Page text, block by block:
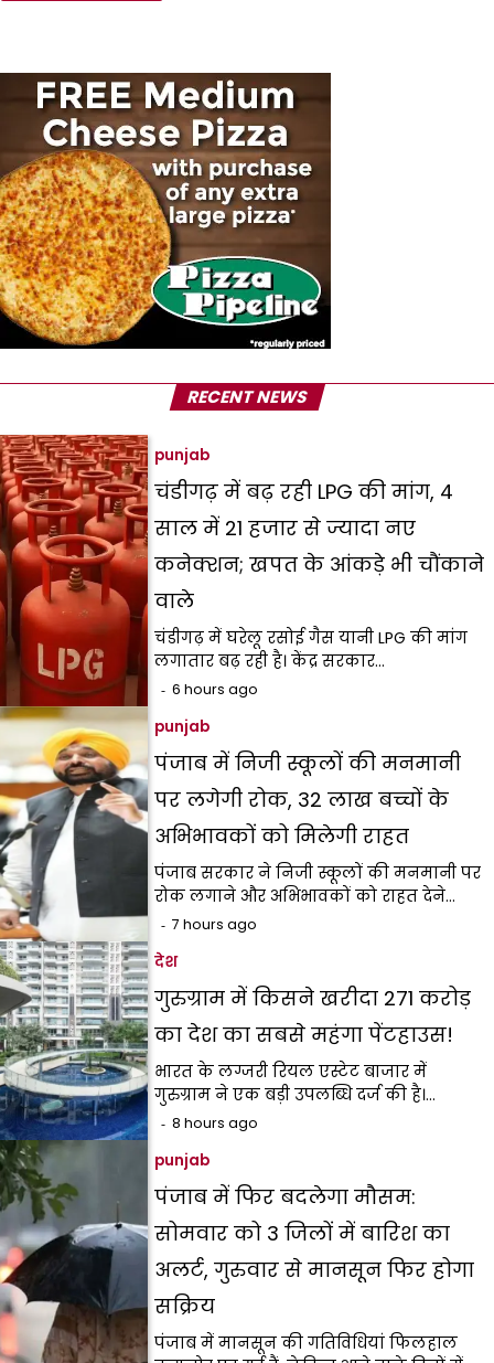
RECENT NEWS
punjab
चंडीगढ़ में बढ़ रही LPG की मांग, 4
साल में 21 हजार से ज्यादा नए
कनेक्शन; खपत के आंकड़े भी चौंकाने
वाले
चंडीगढ़ में घरेलू रसोई गैस यानी LPG की मांग
लगातार बढ़ रही है। केंद्र सरकार…
6 hours ago
punjab
पंजाब में निजी स्कूलों की मनमानी
पर लगेगी रोक, 32 लाख बच्चों के
अभिभावकों को मिलेगी राहत
पंजाब सरकार ने निजी स्कूलों की मनमानी पर
रोक लगाने और अभिभावकों को राहत देने…
7 hours ago
देश
गुरुग्राम में किसने खरीदा ₹271 करोड़
का देश का सबसे महंगा पेंटहाउस!
भारत के लग्जरी रियल एस्टेट बाजार में
गुरुग्राम ने एक बड़ी उपलब्धि दर्ज की है।…
8 hours ago
punjab
पंजाब में फिर बदलेगा मौसम:
सोमवार को 3 जिलों में बारिश का
अलर्ट, गुरुवार से मानसून फिर होगा
सक्रिय
पंजाब में मानसून की गतिविधियां फिलहाल